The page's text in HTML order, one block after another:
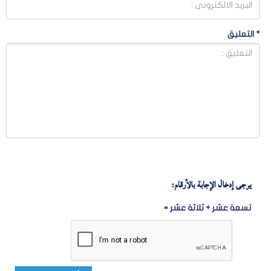
* التعليق
يرجى إدخال الإجابة بالأرقام:
تسعة عشر + ثلاثة عشر =